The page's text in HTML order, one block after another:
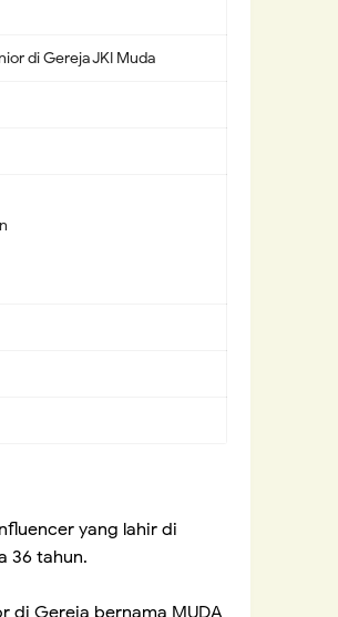
di Gereja JKI Muda
yang lahir di
36 tahun.